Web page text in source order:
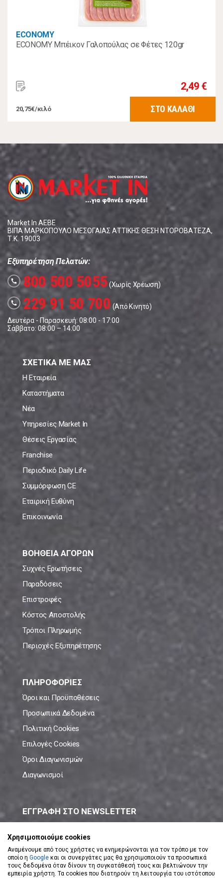
ECONOMY
ECONOMY Μπέικον Γαλοπούλας σε Φέτες 120gr
2,49 €
20,75€/κιλό ΣΤΟ ΚΑΛΑΘΙ
Market In ΑΕΒΕ
ΒΙΠΑ ΜΑΡΚΟΠΟΥΛΟ ΜΕΣΟΓΑΙΑΣ ΑΤΤΙΚΗΣ ΘΕΣΗ ΝΤΟΡΟΒΑΤΕΖΑ,
Τ.Κ. 19003
Εξυπηρέτηση Πελατών:
call 800 500 5055(Χωρίς Χρέωση)
call 229 91 50 700 (Από Κινητό)
Δευτέρα - Παρασκευή: 08:00 - 17:00
Σάββατο: 08:00 – 14:00
ΣΧΕΤΙΚΑ ΜΕ ΜΑΣ
Η Εταιρεία
Καταστήματα
Νέα
Υπηρεσίες Market In
Θέσεις Εργασίας
Franchise
Περιοδικό Daily Life
Συμμόρφωση CE
Εταιρική Ευθύνη
Επικοινωνία
ΒΟΗΘΕΙΑ ΑΓΟΡΩΝ
Συχνές Ερωτήσεις
Παραδόσεις
Επιστροφές
Κόστος Αποστολής
Τρόποι Πληρωμής
Περιοχές Εξυπηρέτησης
ΠΛΗΡΟΦΟΡΙΕΣ
Όροι και Προϋποθέσεις
Προσωπικά Δεδομένα
Πολιτική Cookies
Επιλογές Cookies
Όροι Διαγωνισμών
Διαγωνισμοί
ΕΓΓΡΑΦΗ ΣΤΟ NEWSLETTER
Χρησιμοποιούμε cookies
Αναμένουμε από τους χρήστες να ενημερώνονται για τον τρόπο με τον
οποίο η Google και οι συνεργάτες μας θα χρησιμοποιούν τα προσωπικά
τους δεδομένα όταν δίνουν τη συγκατάθεσή τους και βελτιώνουν την
εμπειρία χρήστη. Τα cookies που διατηρούν τη λειτουργία του ιστότοπου